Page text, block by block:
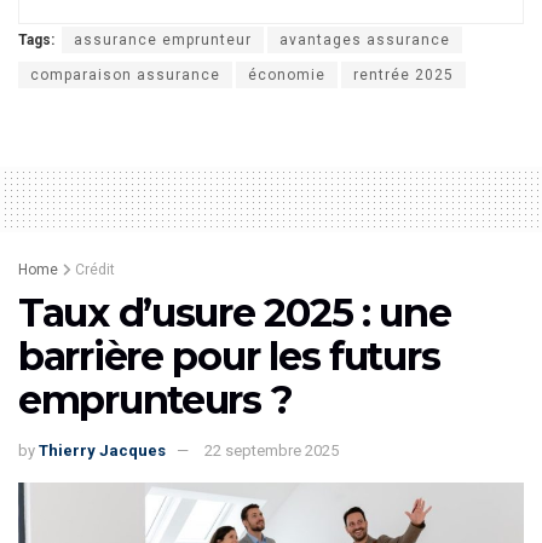
Tags: assurance emprunteur avantages assurance
comparaison assurance économie rentrée 2025
Home Crédit
Taux d’usure 2025 : une
barrière pour les futurs
emprunteurs ?
by Thierry Jacques 22 septembre 2025